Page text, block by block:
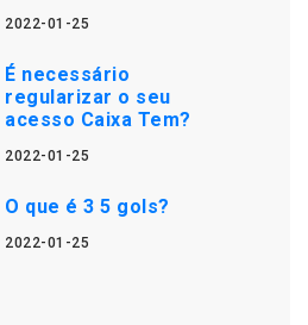
2022-01-25
É necessário
regularizar o seu
acesso Caixa Tem?
2022-01-25
O que é 3 5 gols?
2022-01-25